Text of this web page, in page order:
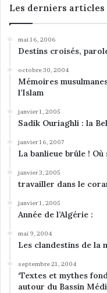
Les derniers articles
mai 16, 2006
Destins croisés,
octobre 30, 2004
Mémoires
l’Islam
janvier 1, 2005
Sadik Ouriaghli : la
janvier 16, 2007
La banlieue brûle !
janvier 3, 2005
travailler dans le
janvier 1, 2005
Année de l’Algérie :
mai 9, 2004
Les clandestins de la
septembre 21, 2004
‘Textes et mythes
autour du Bassin